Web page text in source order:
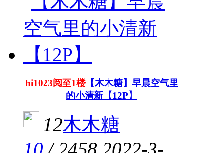
hi1023阅至1楼【木木糖】早晨空气里
的小清新【12P】
12木木糖